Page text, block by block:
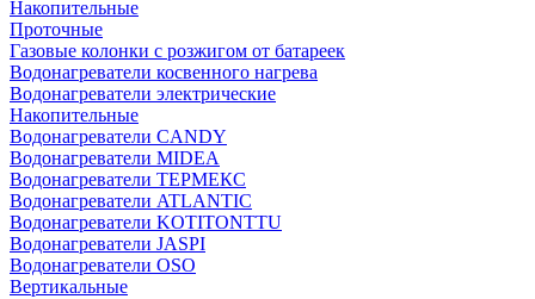
Накопительные
Проточные
Газовые колонки с розжигом от батареек
Водонагреватели косвенного нагрева
Водонагреватели электрические
Накопительные
Водонагреватели CANDY
Водонагреватели MIDEA
Водонагреватели ТЕРМЕКС
Водонагреватели ATLANTIC
Водонагреватели KOTITONTTU
Водонагреватели JASPI
Водонагреватели OSO
Вертикальные